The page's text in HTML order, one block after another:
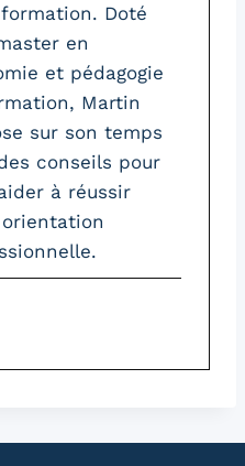
Doté
en
et pédagogie
Martin
sur son temps
conseils pour
à réussir